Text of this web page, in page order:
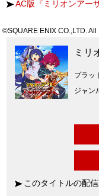
AC版『ミリオンアー
©SQUARE ENIX CO.,LTD. All
ミリ
プラッ
ジャン
このタイトルの配